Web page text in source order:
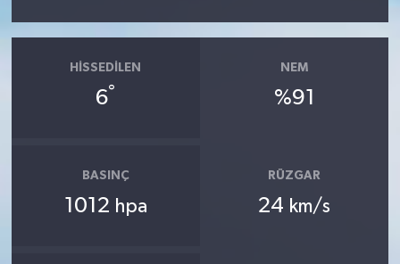
HISSEDILEN
6°
NEM
%91
BASINÇ
1012 hpa
RÜZGAR
24 km/s